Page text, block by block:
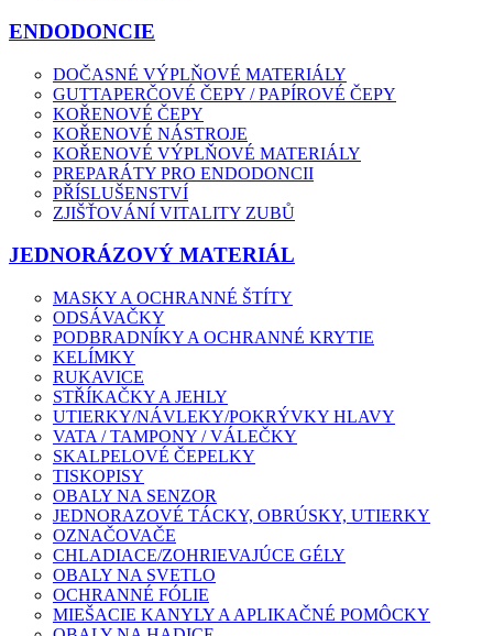
ENDODONCIE
DOČASNÉ VÝPLŇOVÉ MATERIÁLY
GUTTAPERČOVÉ ČEPY / PAPÍROVÉ ČEPY
KOŘENOVÉ ČEPY
KOŘENOVÉ NÁSTROJE
KOŘENOVÉ VÝPLŇOVÉ MATERIÁLY
PREPARÁTY PRO ENDODONCII
PŘÍSLUŠENSTVÍ
ZJIŠŤOVÁNÍ VITALITY ZUBŮ
JEDNORÁZOVÝ MATERIÁL
MASKY A OCHRANNÉ ŠTÍTY
ODSÁVAČKY
PODBRADNÍKY A OCHRANNÉ KRYTIE
KELÍMKY
RUKAVICE
STŘÍKAČKY A JEHLY
UTIERKY/NÁVLEKY/POKRÝVKY HLAVY
VATA / TAMPONY / VÁLEČKY
SKALPELOVÉ ČEPELKY
TISKOPISY
OBALY NA SENZOR
JEDNORAZOVÉ TÁCKY, OBRÚSKY, UTIERKY
OZNAČOVAČE
CHLADIACE/ZOHRIEVAJÚCE GÉLY
OBALY NA SVETLO
OCHRANNÉ FÓLIE
MIEŠACIE KANYLY A APLIKAČNÉ POMÔCKY